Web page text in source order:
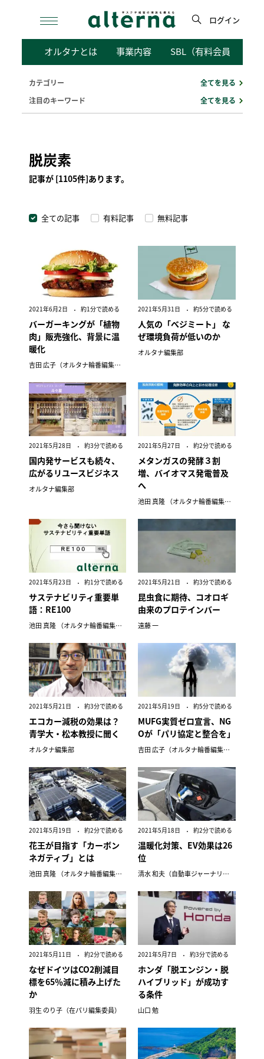
検
ログイン
オルタナとは 事業内容 SBL（有料会員向けサ
カテゴリー
全てを見る
注目のキーワード
全てを見る
脱炭素
記事が [1105件]あります。
全ての記事 有料記事 無料記事
2021年6月2日 約1分で読める
バーガーキングが「植物
肉」販売強化、背景に温
暖化
吉田 広子（オルタナ輪番編集長）
2021年5月31日 約5分で読める
人気の「べジミート」 な
ぜ環境負荷が低いのか
オルタナ編集部
2021年5月28日 約3分で読める
国内発サービスも続々、
広がるリユースビジネス
オルタナ編集部
2021年5月27日 約2分で読める
メタンガスの発酵３割
増、バイオマス発電普及
へ
池田 真隆 （オルタナ輪番編集長）
2021年5月23日 約1分で読める
サステナビリティ重要単
語：RE100
池田 真隆 （オルタナ輪番編集長）
2021年5月21日 約3分で読める
昆虫食に期待、コオロギ
由来のプロテインバー
遠藤 一
2021年5月21日 約3分で読める
エコカー減税の効果は？
青学大・松本教授に聞く
オルタナ編集部
2021年5月19日 約5分で読める
MUFG実質ゼロ宣言、NG
Oが「パリ協定と整合を」
吉田 広子（オルタナ輪番編集長）
2021年5月19日 約2分で読める
花王が目指す「カーボン
ネガティブ」とは
池田 真隆 （オルタナ輪番編集長）
2021年5月18日 約2分で読める
温暖化対策、EV効果は26
位
清水 和夫（自動車ジャーナリスト）
2021年5月11日 約2分で読める
なぜドイツはCO2削減目
標を65％減に積み上げた
か
羽生 のり子（在パリ編集委員）
2021年5月7日 約3分で読める
ホンダ「脱エンジン・脱
ハイブリッド」が成功す
る条件
山口 勉